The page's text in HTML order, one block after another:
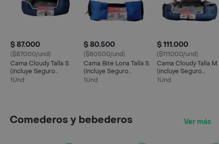
$ 87.000
($87000/und)
Cama Cloudy Talla S
(incluye Seguro
Medico)
1Und
$ 80.500
($80500/und)
Cama Bite Lona Talla S
(incluye Seguro
Medico)
1Und
$ 111.000
($111000/und)
Cama Cloudy Talla M
(incluye Seguro
Medico)
1Und
Comederos y bebederos Ver más